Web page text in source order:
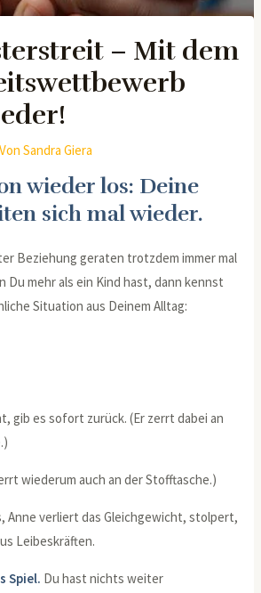
– Mit dem
Sandra Giera
wieder los: Deine
sich mal wieder.
Beziehung geraten trotzdem immer mal
Du mehr als ein Kind hast, dann kennst
Situation aus Deinem Alltag:
gib es sofort zurück. (Er zerrt dabei an
wiederum auch an der Stofftasche.)
Anne verliert das Gleichgewicht, stolpert,
Leibeskräften.
Spiel. Du hast nichts weiter